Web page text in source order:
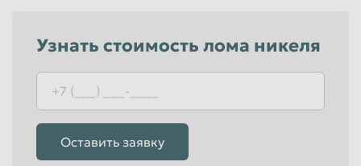
Узнать стоимость лома никеля
Оставить заявку